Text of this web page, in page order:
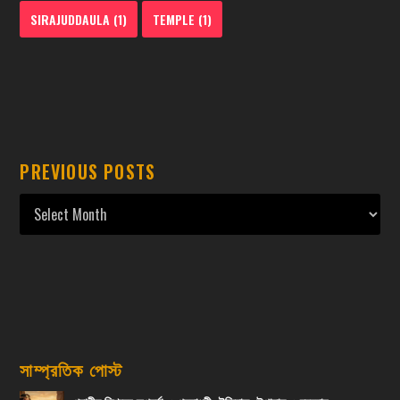
SIRAJUDDAULA (1) TEMPLE (1)
PREVIOUS POSTS
সাম্প্রতিক পোস্ট